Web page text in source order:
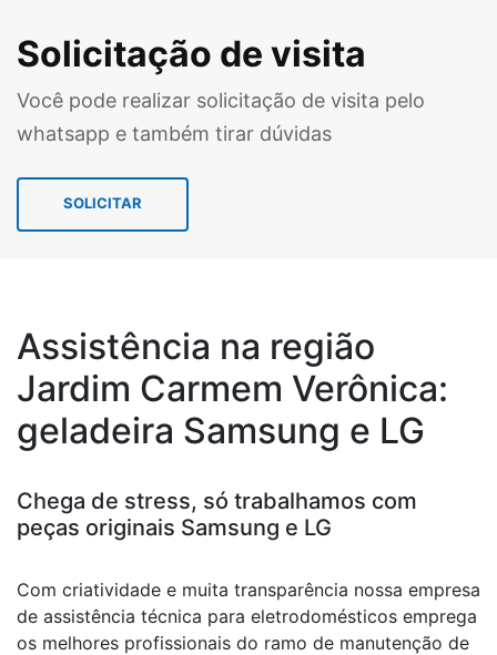
Solicitação de visita
Você pode realizar solicitação de visita pelo
whatsapp e também tirar dúvidas
SOLICITAR
Assistência na região
Jardim Carmem Verônica:
geladeira Samsung e LG
Chega de stress, só trabalhamos com
peças originais Samsung e LG
Com criatividade e muita transparência nossa empresa
de assistência técnica para eletrodomésticos emprega
os melhores profissionais do ramo de manutenção de